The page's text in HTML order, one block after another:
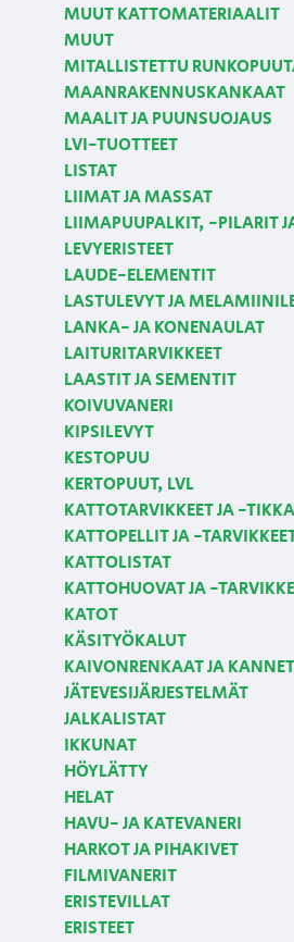
MUUT KATTOMATERIAALIT
MUUT
MITALLISTETTU
MAANRAKENNUSKANKAAT
MAALIT JA PUUNSUOJAUS
LVI-TUOTTEET
LISTAT
LIIMAT JA MASSAT
LIIMAPUUPALKIT, -PILARIT
LEVYERISTEET
LAUDE-ELEMENTIT
LASTULEVYT JA
LANKA- JA KONENAULAT
LAITURITARVIKKEET
LAASTIT JA SEMENTIT
KOIVUVANERI
KIPSILEVYT
KESTOPUU
KERTOPUUT, LVL
KATTOTARVIKKEET JA -
KATTOPELLIT JA -
KATTOLISTAT
KATTOHUOVAT JA -
KATOT
KÄSITYÖKALUT
KAIVONRENKAAT JA KANNET
JÄTEVESIJÄRJESTELMÄT
JALKALISTAT
IKKUNAT
HÖYLÄTTY
HELAT
HAVU- JA KATEVANERI
HARKOT JA PIHAKIVET
FILMIVANERIT
ERISTEVILLAT
ERISTEET